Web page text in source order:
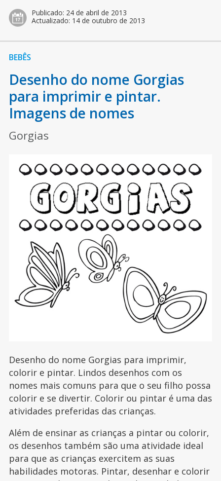
Publicado: 24 de abril de 2013
Actualizado: 14 de outubro de 2013
BEBÊS
Desenho do nome Gorgias
para imprimir e pintar.
Imagens de nomes
Gorgias
Desenho do nome Gorgias para imprimir,
colorir e pintar. Lindos desenhos com os
nomes mais comuns para que o seu filho possa
colorir e se divertir. Colorir ou pintar é uma das
atividades preferidas das crianças.
Além de ensinar as crianças a pintar ou colorir,
os desenhos também são uma atividade ideal
para que as crianças exercitem as suas
habilidades motoras. Pintar, desenhar e colorir